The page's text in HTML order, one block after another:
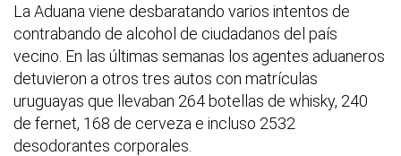
La Aduana viene desbaratando varios intentos de
contrabando de alcohol de ciudadanos del país
vecino. En las últimas semanas los agentes aduaneros
detuvieron a otros tres autos con matrículas
uruguayas que llevaban 264 botellas de whisky, 240
de fernet, 168 de cerveza e incluso 2532
desodorantes corporales.